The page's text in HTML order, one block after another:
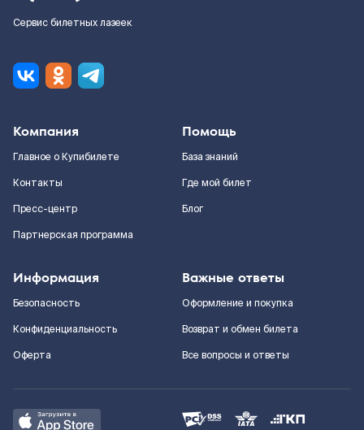
Сервис билетных лазеек
Компания
Главное о Купибилете
Контакты
Пресс-центр
Партнерская программа
Помощь
База знаний
Где мой билет
Блог
Информация
Безопасность
Конфиденциальность
Оферта
Важные ответы
Оформление и покупка
Возврат и обмен билета
Все вопросы и ответы